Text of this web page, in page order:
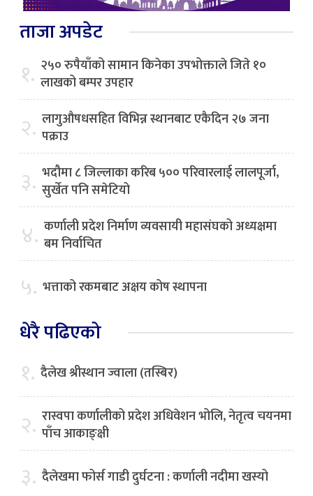
ताजा अपडेट
१. २५० रुपैयाँको सामान किनेका उपभोक्ताले जिते १०
लाखको बम्पर उपहार
२. लागुऔषधसहित विभिन्न स्थानबाट एकैदिन २७ जना
पक्राउ
३. भदौमा ८ जिल्लाका करिब ५०० परिवारलाई लालपूर्जा,
सुर्खेत पनि समेटियो
४. कर्णाली प्रदेश निर्माण व्यवसायी महासंघको अध्यक्षमा
बम निर्वाचित
५. भत्ताको रकमबाट अक्षय कोष स्थापना
धेरै पढिएको
१. दैलेख श्रीस्थान ज्वाला (तस्बिर)
२. रास्वपा कर्णालीको प्रदेश अधिवेशन भोलि, नेतृत्व चयनमा
पाँच आकाङ्क्षी
३. दैलेखमा फोर्स गाडी दुर्घटना : कर्णाली नदीमा खस्यो